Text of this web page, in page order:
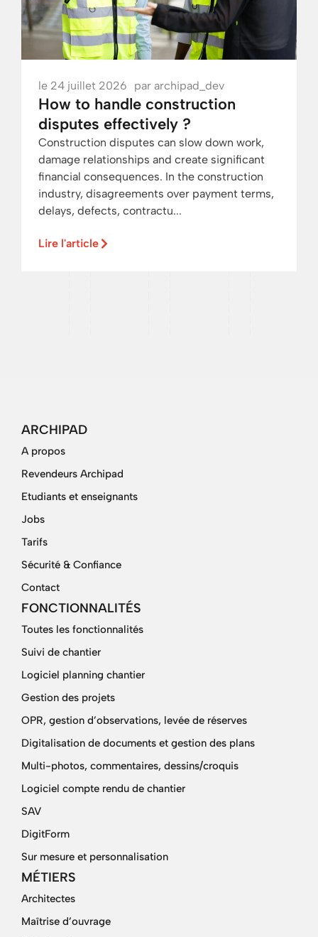
le 24 juillet 2026 par archipad_dev
How to handle construction
disputes effectively ?
Construction disputes can slow down work,
damage relationships and create significant
financial consequences. In the construction
industry, disagreements over payment terms,
delays, defects, contractu...
Lire l'article
ARCHIPAD
A propos
Revendeurs Archipad
Etudiants et enseignants
Jobs
Tarifs
Sécurité & Confiance
Contact
FONCTIONNALITÉS
Toutes les fonctionnalités
Suivi de chantier
Logiciel planning chantier
Gestion des projets
OPR, gestion d’observations, levée de réserves
Digitalisation de documents et gestion des plans
Multi-photos, commentaires, dessins/croquis
Logiciel compte rendu de chantier
SAV
DigitForm
Sur mesure et personnalisation
MÉTIERS
Architectes
Maîtrise d’ouvrage